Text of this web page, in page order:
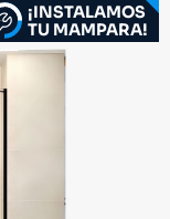
¡INSTALAMOS
TU MAMPARA!